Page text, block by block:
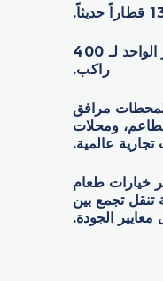
قطاراً حديثاً.
لـ 400
راكب.
مرافق
ومحلات
تجارية عالمية.
خيارات طعام
تنقل تجمع بين
معايير الجودة.